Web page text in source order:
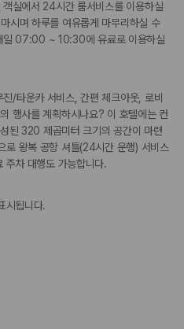
실에서 24시간 룸서비스를 이용하실
시며 하루를 여유롭게 마무리하실 수
일 07:00 ~ 10:30에 유료로 이용하실
/타운카 서비스, 간편 체크아웃, 로비
행사를 계획하시나요? 이 호텔에는 컨
된 320 제곱미터 크기의 공간이 마련
로 왕복 공항 셔틀(24시간 운행) 서비스
주차 대행도 가능합니다.
시됩니다.